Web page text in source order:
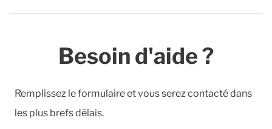
Besoin d'aide ?
Remplissez le formulaire et vous serez contacté dans
les plus brefs délais.